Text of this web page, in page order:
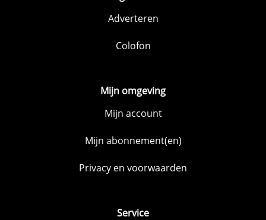
Adverteren
Colofon
Mijn omgeving
Mijn account
Mijn abonnement(en)
Privacy en voorwaarden
Service